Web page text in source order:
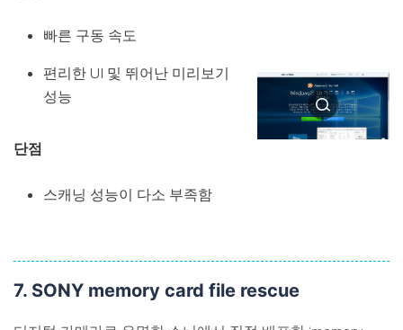
빠른 구동 속도
편리한 UI 및 뛰어난 미리보기
성능
단점
스캐닝 성능이 다소 부족함
7. SONY memory card file rescue